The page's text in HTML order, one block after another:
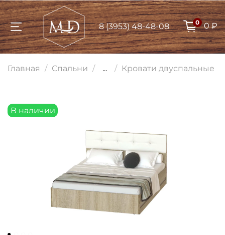
8 (3953) 48-48-08 0 0 ₽
Главная Спальни ... Кровати двуспальные
В наличии
Для клиентов всех банков
Добавляйте товары
в корзину